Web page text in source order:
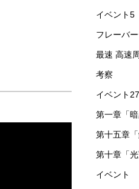
イベント5
フレーバ
最速 高速
考察
イベント
第一章「暗
第十五章「
第十章「光
イベント